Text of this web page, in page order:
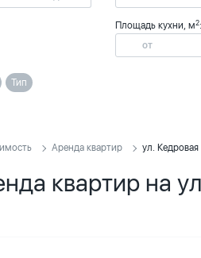
Площадь кухни, м2:
Тип
Аренда квартир ул.
квартир на